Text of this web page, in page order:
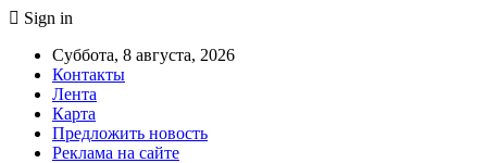
Sign in
Суббота, 8 августа, 2026
Контакты
Лента
Карта
Предложить новость
Реклама на сайте